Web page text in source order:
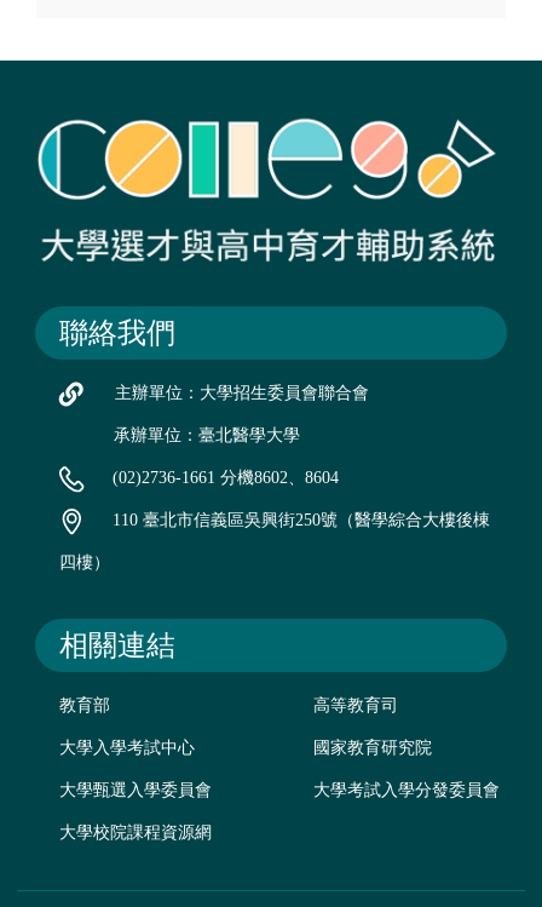
聯絡我們
主辦單位：大學招生委員會聯合會
承辦單位：臺北醫學大學
(02)2736-1661 分機8602、8604
110 臺北市信義區吳興街250號（醫學綜合大樓後棟
四樓）
相關連結
教育部 高等教育司
大學入學考試中心 國家教育研究院
大學甄選入學委員會 大學考試入學分發委員會
大學校院課程資源網